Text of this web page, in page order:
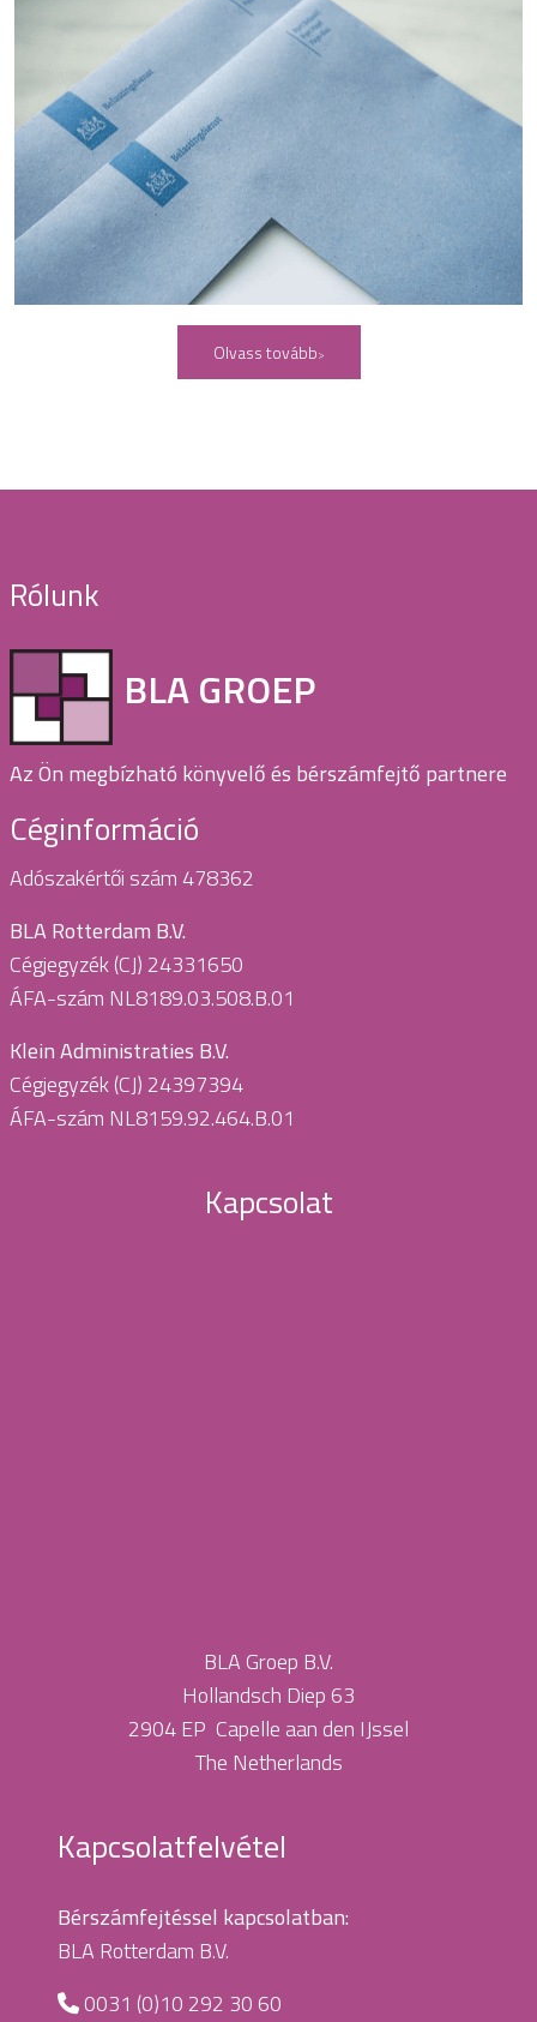
Olvass tovább
Rólunk
BLA GROEP
Az Ön megbízható könyvelő és bérszámfejtő partnere
Céginformáció
Adószakértői szám 478362
BLA Rotterdam B.V.
Cégjegyzék (CJ) 24331650
ÁFA-szám NL8189.03.508.B.01
Klein Administraties B.V.
Cégjegyzék (CJ) 24397394
ÁFA-szám NL8159.92.464.B.01
Kapcsolat
BLA Groep B.V.
Hollandsch Diep 63
2904 EP Capelle aan den IJssel
The Netherlands
Kapcsolatfelvétel
Bérszámfejtéssel kapcsolatban:
BLA Rotterdam B.V.
0031 (0)10 292 30 60